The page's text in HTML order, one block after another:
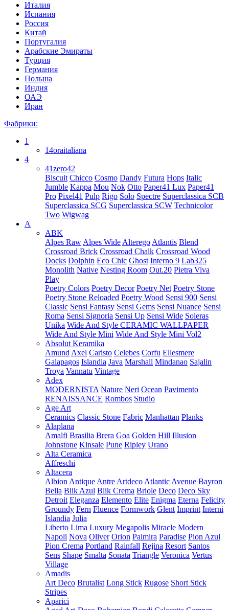
Италия
Испания
Россия
Китай
Португалия
Арабские Эмираты
Турция
Германия
Польша
Индия
ОАЭ
Иран
Фабрики:
1
14oraitaliana
4
41zero42
Biscuit Chicco Cosmo Dandy Futura Hops Italic
Jumble Kappa Mou Nok Otto Paper41 Lux Paper41
Pro Pixel41 Pulp Rigo Solo Spectre Superclassica SCB
Superclassica SCG Superclassica SCW Technicolor
Two Wigwag
A
ABK
Alpes Raw Alpes Wide Alterego Atlantis Blend
Crossroad Brick Crossroad Chalk Crossroad Wood
Docks Dolphin Eco Chic Ghost Interno 9 Lab325
Monolith Native Nesting Room Out.20 Pietra Viva
Play
Poetry Colors Poetry Decor Poetry Net Poetry Stone
Poetry Stone Reloaded Poetry Wood Sensi 900 Sensi
Classic Sensi Fantasy Sensi Gems Sensi Nuance Sensi
Roma Sensi Signoria Sensi Up Sensi Wide Soleras
Unika Wide And Style CERAMIC WALLPAPER
Wide And Style Mini Wide And Style Mini Vol2
Absolut Keramika
Amund Axel Caristo Celebes Corfu Ellesmere
Galapagos Islandia Java Marshall Mindanao Sajalin
Troya Vannatu Vintage
Adex
MODERNISTA Nature Neri Ocean Pavimento
RENAISSANCE Rombos Studio
Age Art
Ceramics Classic Stone Fabric Manhattan Planks
Alaplana
Amalfi Brasilia Brera Goa Golden Hill Illusion
Johnstone Kinsale Pune Ripley Urano
Alta Ceramica
Affreschi
Altacera
Albion Antique Antre Artdeco Atlantic Avenue Bayron
Bella Blik Azul Blik Crema Briole Deco Deco Sky
Detroit Eleganza Elemento Elite Enigma Eterna Felicity
Groundy Fern Fluence Formwork Glent Imprint Interni
Islandia Julia
Liberto Lima Luxury Megapolis Miracle Modern
Napoli Nova Oliver Orion Palmira Paradise Pion Azul
Pion Crema Portland Rainfall Rejina Resort Santos
Sens Shape Smalta Sonata Triangle Veronica Vertus
Village
Amadis
Art Deco Brutalist Long Stick Rugose Short Stick
Stripes
Aparici